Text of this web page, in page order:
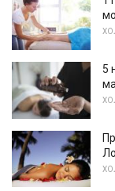
5